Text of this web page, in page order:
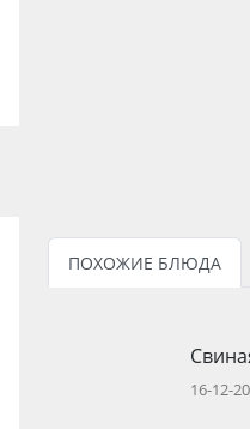
ПОХОЖИЕ БЛЮДА
16-12-